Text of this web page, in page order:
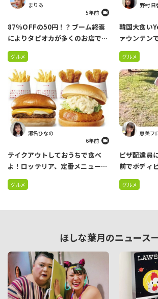
まりあ
5年前
87％OFFの50円！？ブーム終焉
によりタピオカが多くのお店で投
げ売り状態…
グルメ
野村 日
韓国大食い
ァウンテン
ズに襲われ
万再生
グルメ
瀬名ひなの
6年前
テイクアウトしておうちで食べ
よ！ロッテリア、定番メニューが
お得なセットになった
「30％OFFバーガーパック」発
グルメ
恵美フ
ピザ配達員
前でボディ
と書いたら
グルメ
ほしな葉月のニュース